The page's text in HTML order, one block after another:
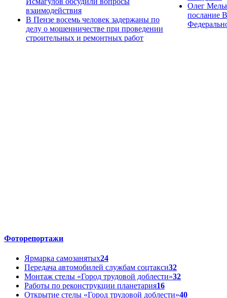
взаимодействия
В Пензе восемь человек задержаны по
делу о мошенничестве при проведении
строительных и ремонтных работ
Олег
послание
Фоторепортажи
Ярмарка самозанятых24
Передача автомобилей службам соцтакси32
Монтаж стелы «Город трудовой доблести»32
Работы по реконструкции планетария16
Открытие стелы «Город трудовой доблести»40